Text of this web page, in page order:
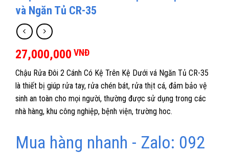
và Ngăn Tủ CR-35
27,000,000 VNĐ
Chậu Rửa Đôi 2 Cánh Có Kệ Trên Kệ Dưới vá Ngăn Tủ CR-35
là thiết bị giúp rửa tay, rửa chén bát, rửa thịt cá, đảm bảo vệ
sinh an toàn cho mọi người, thường được sử dụng trong các
nhà hàng, khu công nghiệp, bệnh viện, trường hoc.
Mua hàng nhanh - Zalo: 092